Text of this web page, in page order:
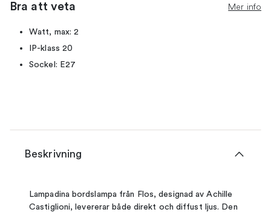
Bra att veta Mer info
Watt, max: 2
IP-klass 20
Sockel: E27
Beskrivning
Lampadina bordslampa från Flos, designad av Achille
Castiglioni, levererar både direkt och diffust ljus. Den